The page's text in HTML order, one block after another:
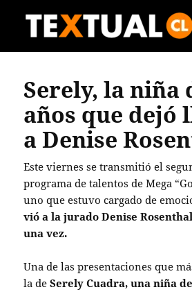
Serely, la niña
años que dejó
a Denise
Este viernes se transmitió el
programa de talentos de Mega
uno que estuvo cargado de
vió a la jurado Denise
una vez.
Una de las presentaciones que
la de Serely Cuadra, una niña